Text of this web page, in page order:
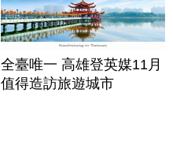
全臺唯一 高雄登英媒11月
值得造訪旅遊城市